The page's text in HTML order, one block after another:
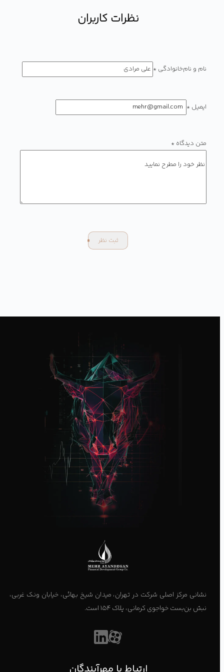
نظرات کاربران
نام و نام‌خانوادگی*
ایمیل*
متن دیدگاه*
ثبت نظر
نشانی مرکز اصلی شرکت در تهران، میدان شیخ بهائی، خیابان ونک غربی،
نبش بن‌بست خواجوی کرمانی، پلاک ۱۵۴ است.